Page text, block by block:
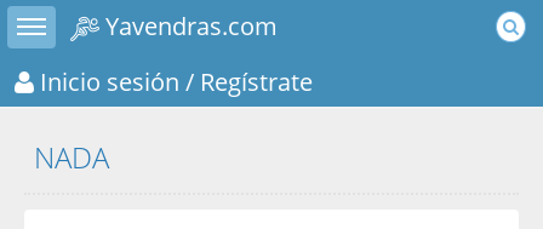
Toggle sidebar
Yavendras.com
Inicio sesión / Regístrate
NADA